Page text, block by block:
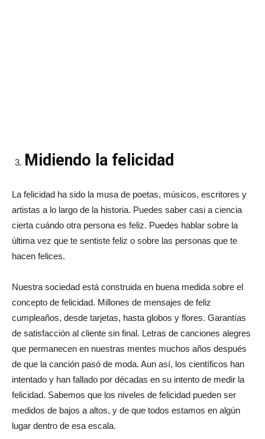
Midiendo la felicidad
La felicidad ha sido la musa de poetas, músicos, escritores y
artistas a lo largo de la historia. Puedes saber casi a ciencia
cierta cuándo otra persona es feliz. Puedes hablar sobre la
última vez que te sentiste feliz o sobre las personas que te
hacen felices.
Nuestra sociedad está construida en buena medida sobre el
concepto de felicidad. Millones de mensajes de feliz
cumpleaños, desde tarjetas, hasta globos y flores. Garantías
de satisfacción al cliente sin final. Letras de canciones alegres
que permanecen en nuestras mentes muchos años después
de que la canción pasó de moda. Aun así, los científicos han
intentado y han fallado por décadas en su intento de medir la
felicidad. Sabemos que los niveles de felicidad pueden ser
medidos de bajos a altos, y de que todos estamos en algún
lugar dentro de esa escala.